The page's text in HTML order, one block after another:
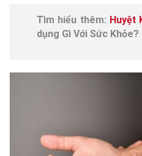
Tìm hiểu thêm: Huyệt
dụng Gì Với Sức Khỏe?